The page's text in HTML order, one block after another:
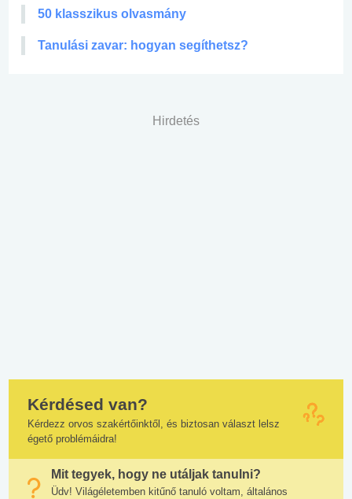
50 klasszikus olvasmány
Tanulási zavar: hogyan segíthetsz?
Hirdetés
Kérdésed van?
Kérdezz orvos szakértőinktől, és biztosan választ lelsz
égető problémáidra!
Mit tegyek, hogy ne utáljak tanulni?
Üdv! Világéletemben kitűnő tanuló voltam, általános